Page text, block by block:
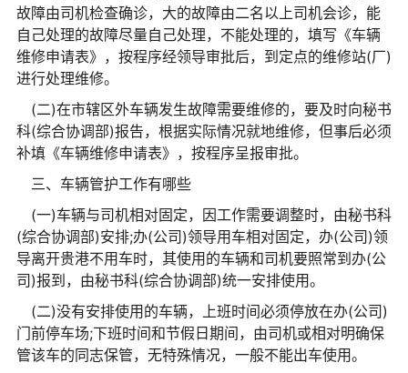
故障由司机检查确诊，大的故障由二名以上司机会诊，能
自己处理的故障尽量自己处理，不能处理的，填写《车辆
维修申请表》，按程序经领导审批后，到定点的维修站(厂)
进行处理维修。
(二)在市辖区外车辆发生故障需要维修的，要及时向秘书
科(综合协调部)报告，根据实际情况就地维修，但事后必须
补填《车辆维修申请表》，按程序呈报审批。
三、车辆管护工作有哪些
(一)车辆与司机相对固定，因工作需要调整时，由秘书科
(综合协调部)安排;办(公司)领导用车相对固定，办(公司)领
导离开贵港不用车时，其使用的车辆和司机要照常到办(公
司)报到，由秘书科(综合协调部)统一安排使用。
(二)没有安排使用的车辆，上班时间必须停放在办(公司)
门前停车场;下班时间和节假日期间，由司机或相对明确保
管该车的同志保管，无特殊情况，一般不能出车使用。